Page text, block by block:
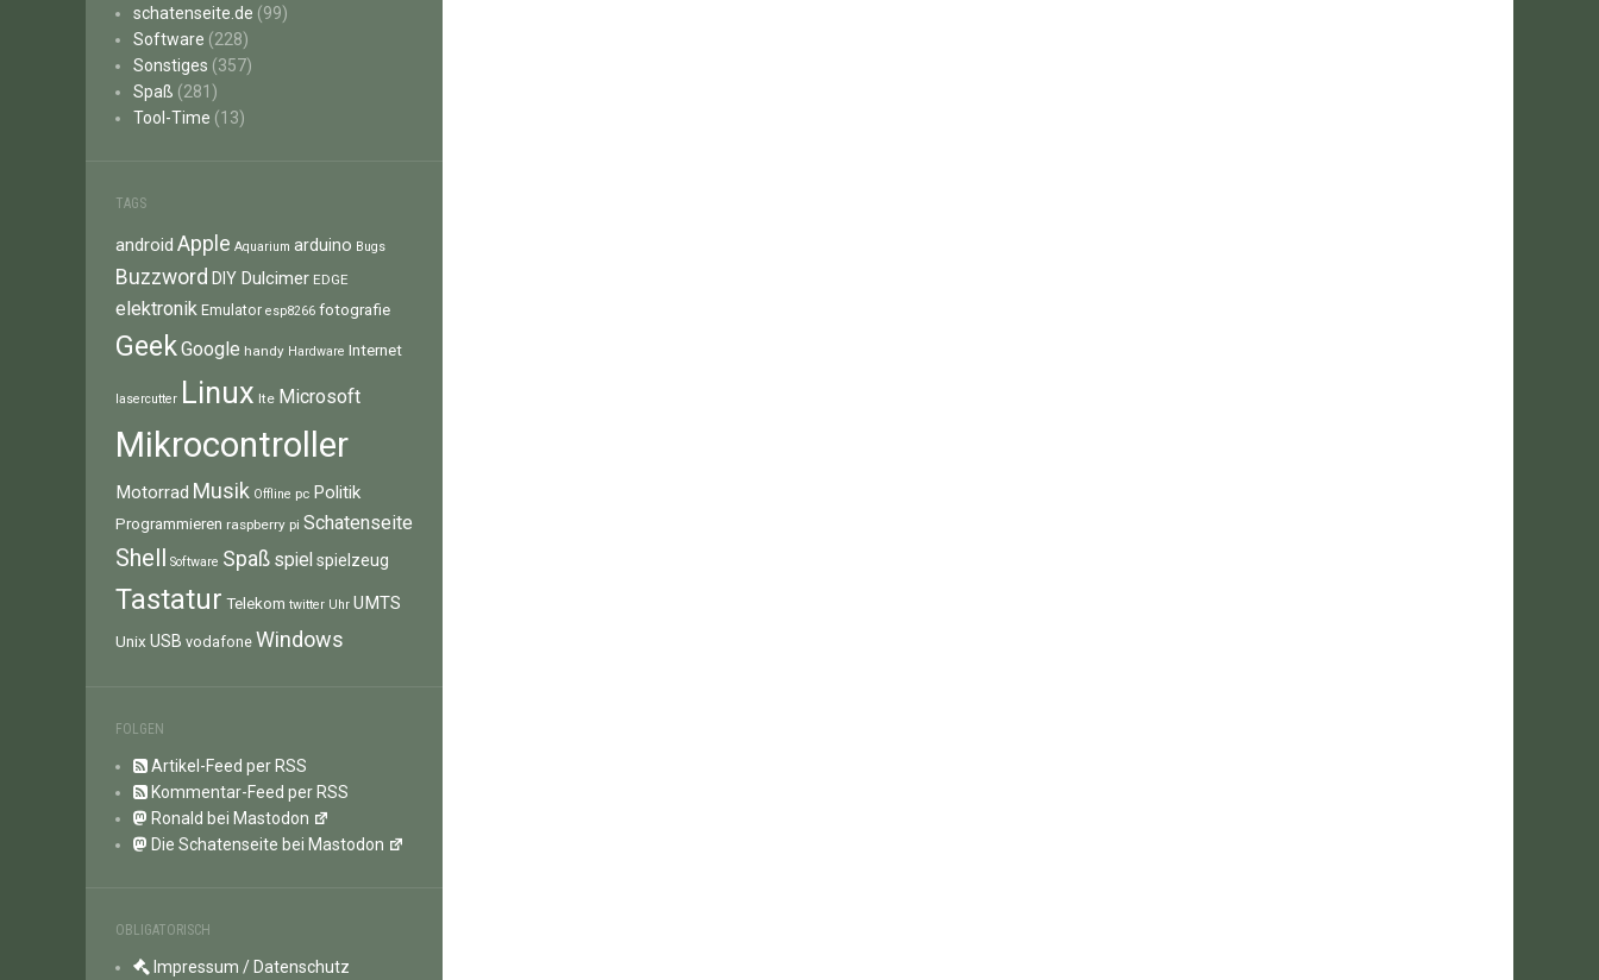
schatenseite.de (99)
Software (228)
Sonstiges (357)
Spaß (281)
Tool-Time (13)
TAGS
android Apple Aquarium arduino Bugs
Buzzword DIY Dulcimer EDGE
elektronik Emulator esp8266 fotografie
GeekGoogle handy Hardware Internet
lasercutter Linux lte Microsoft
Mikrocontroller
Motorrad Musik Offline pc Politik
Programmieren raspberry pi Schatenseite
Shell Software Spaß spiel spielzeug
Tastatur Telekom twitter Uhr UMTS
Unix USB vodafone Windows
FOLGEN
Artikel-Feed per RSS
Kommentar-Feed per RSS
Ronald bei Mastodon
Die Schatenseite bei Mastodon
OBLIGATORISCH
Impressum / Datenschutz